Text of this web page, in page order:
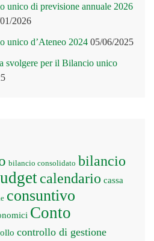
unico di previsione annuale 2026
2026
unico d’Ateneo 2024 05/06/2025
svolgere per il Bilancio unico
bilancio consolidato bilancio
calendario cassa
consuntivo
Conto
controllo di gestione